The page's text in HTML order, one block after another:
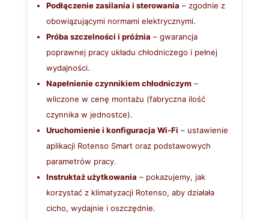
Podłączenie zasilania i sterowania – zgodnie z
obowiązującymi normami elektrycznymi.
Próba szczelności i próżnia – gwarancja
poprawnej pracy układu chłodniczego i pełnej
wydajności.
Napełnienie czynnikiem chłodniczym –
wliczone w cenę montażu (fabryczna ilość
czynnika w jednostce).
Uruchomienie i konfiguracja Wi‑Fi – ustawienie
aplikacji Rotenso Smart oraz podstawowych
parametrów pracy.
Instruktaż użytkowania – pokazujemy, jak
korzystać z klimatyzacji Rotenso, aby działała
cicho, wydajnie i oszczędnie.